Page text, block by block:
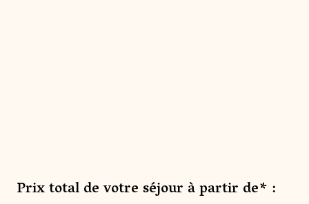
Prix total de votre séjour à partir de* :